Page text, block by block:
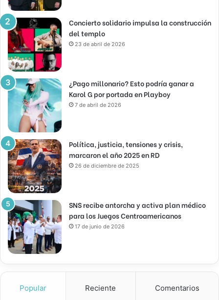
Concierto solidario impulsa la construcción
del templo
23 de abril de 2026
¿Pago millonario? Esto podría ganar a
Karol G por portada en Playboy
7 de abril de 2026
Política, justicia, tensiones y crisis,
marcaron el año 2025 en RD
26 de diciembre de 2025
SNS recibe antorcha y activa plan médico
para los Juegos Centroamericanos
17 de junio de 2026
Popular Reciente Comentarios